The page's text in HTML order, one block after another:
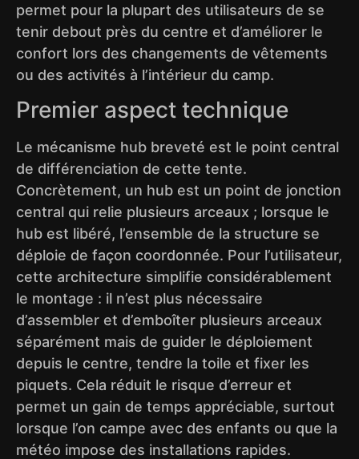
permet pour la plupart des utilisateurs de se
tenir debout près du centre et d’améliorer le
confort lors des changements de vêtements
ou des activités à l’intérieur du camp.
Premier aspect technique
Le mécanisme hub breveté est le point central
de différenciation de cette tente.
Concrètement, un hub est un point de jonction
central qui relie plusieurs arceaux ; lorsque le
hub est libéré, l’ensemble de la structure se
déploie de façon coordonnée. Pour l’utilisateur,
cette architecture simplifie considérablement
le montage : il n’est plus nécessaire
d’assembler et d’emboîter plusieurs arceaux
séparément mais de guider le déploiement
depuis le centre, tendre la toile et fixer les
piquets. Cela réduit le risque d’erreur et
permet un gain de temps appréciable, surtout
lorsque l’on campe avec des enfants ou que la
météo impose des installations rapides.